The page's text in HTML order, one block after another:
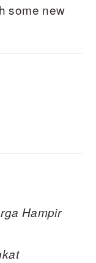
some new
Hampir